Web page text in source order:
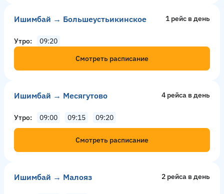
Ишимбай → Большеустьикинское 1 рейс в день
Утро
09:20
Смотреть расписание
Ишимбай → Месягутово 4 рейсa в день
Утро 09:00 09:15 09:20
Смотреть расписание
Ишимбай → Малояз 2 рейсa в день